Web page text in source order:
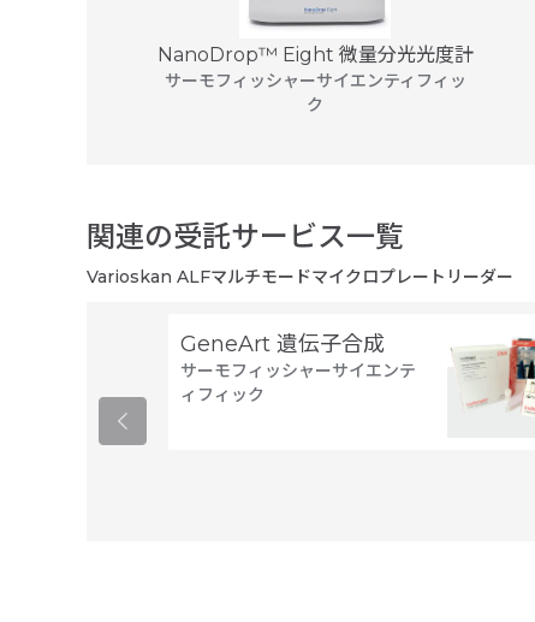
NanoDrop™ Eight 微量分光光度計
サーモフィッシャーサイエンティフィッ
ク
関連の受託サービス一覧
Varioskan ALFマルチモードマイクロプレートリーダー
GeneArt 遺伝子合成
サーモフィッシャーサイエンテ
ィフィック